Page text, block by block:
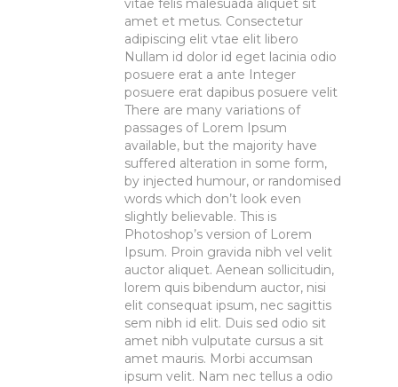
vitae felis malesuada aliquet sit
amet et metus. Consectetur
adipiscing elit vtae elit libero
Nullam id dolor id eget lacinia odio
posuere erat a ante Integer
posuere erat dapibus posuere velit
There are many variations of
passages of Lorem Ipsum
available, but the majority have
suffered alteration in some form,
by injected humour, or randomised
words which don’t look even
slightly believable. This is
Photoshop’s version of Lorem
Ipsum. Proin gravida nibh vel velit
auctor aliquet. Aenean sollicitudin,
lorem quis bibendum auctor, nisi
elit consequat ipsum, nec sagittis
sem nibh id elit. Duis sed odio sit
amet nibh vulputate cursus a sit
amet mauris. Morbi accumsan
ipsum velit. Nam nec tellus a odio